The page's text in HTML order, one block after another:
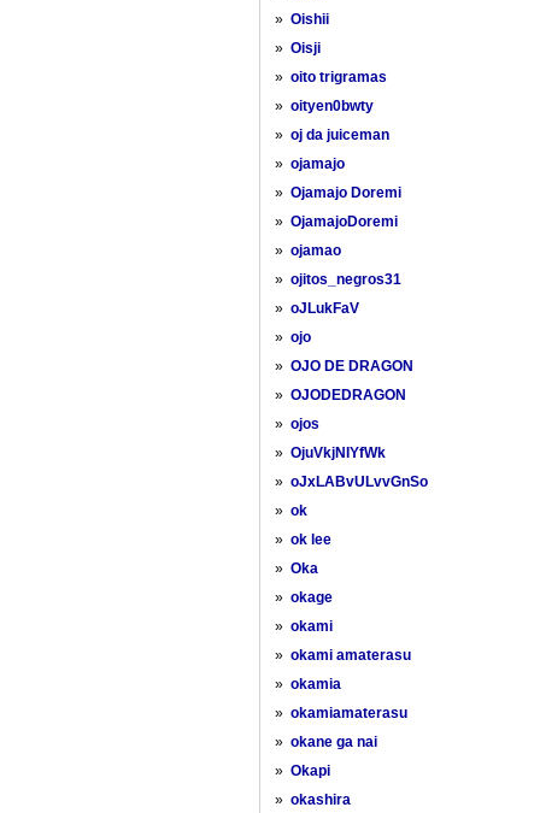
» Oishii
» Oisji
» oito trigramas
» oityen0bwty
» oj da juiceman
» ojamajo
» Ojamajo Doremi
» OjamajoDoremi
» ojamao
» ojitos_negros31
» oJLukFaV
» ojo
» OJO DE DRAGON
» OJODEDRAGON
» ojos
» OjuVkjNIYfWk
» oJxLABvULvvGnSo
» ok
» ok lee
» Oka
» okage
» okami
» okami amaterasu
» okamia
» okamiamaterasu
» okane ga nai
» Okapi
» okashira